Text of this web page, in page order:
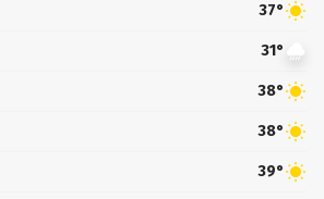
37°
31°
38°
38°
39°